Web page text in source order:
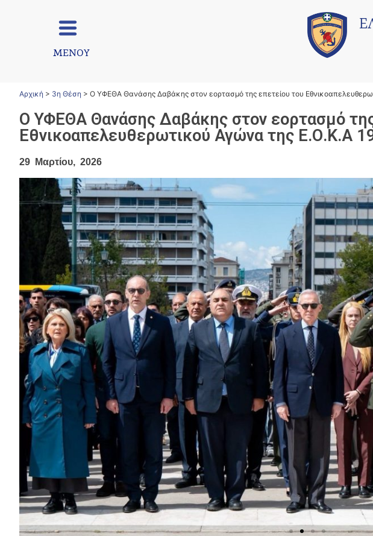
ΜΕΝΟΥ
Αρχική > 3η Θέση > Ο ΥΦΕΘΑ Θανάσης Δαβάκης στον εορτασμό της επετείου του
Ο ΥΦΕΘΑ Θανάσης Δαβάκης στον εορτασμό
Εθνικοαπελευθερωτικού Αγώνα της Ε.Ο.Κ.Α
29 Μαρτίου, 2026